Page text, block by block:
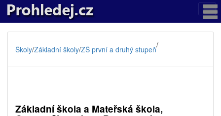
Školy/Základní školy/ZŠ první a druhý stupeň/
Základní škola a Mateřská škola,